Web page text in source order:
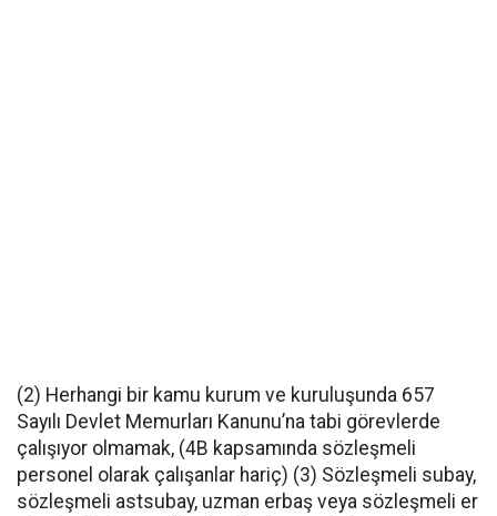
(2) Herhangi bir kamu kurum ve kuruluşunda 657
Sayılı Devlet Memurları Kanunu’na tabi görevlerde
çalışıyor olmamak, (4B kapsamında sözleşmeli
personel olarak çalışanlar hariç) (3) Sözleşmeli subay,
sözleşmeli astsubay, uzman erbaş veya sözleşmeli er